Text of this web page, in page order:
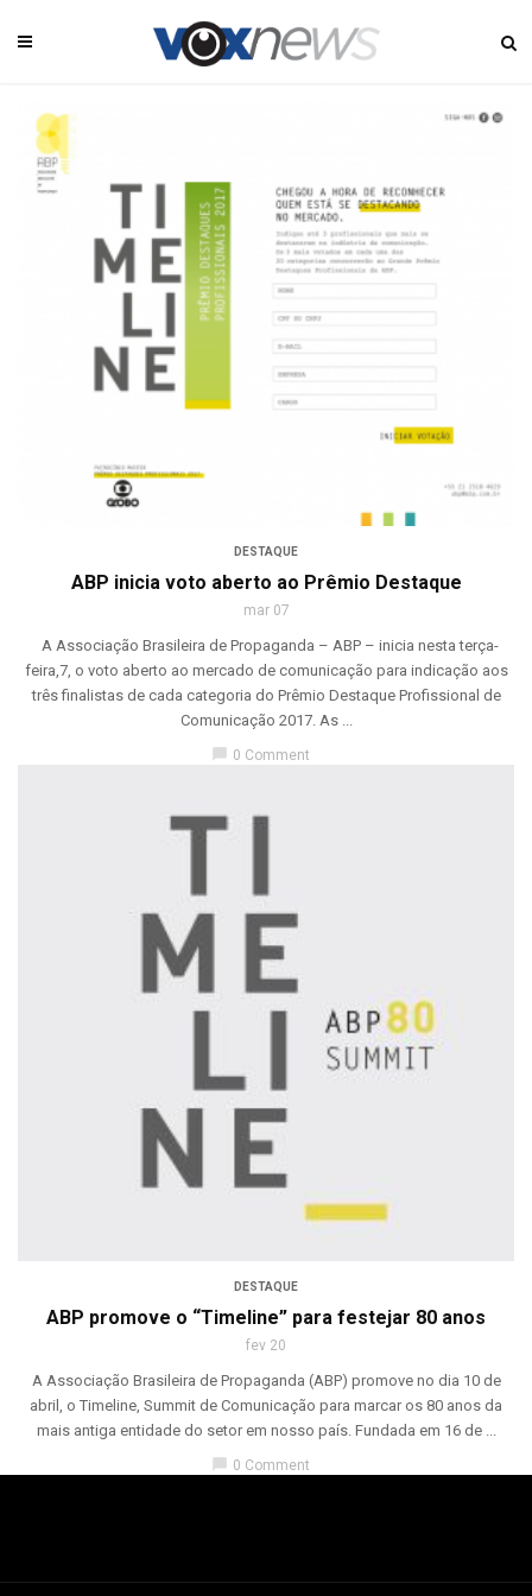
DESTAQUE
ABP inicia voto aberto ao Prêmio Destaque
mar 07
A Associação Brasileira de Propaganda – ABP – inicia nesta terça-
feira,7, o voto aberto ao mercado de comunicação para indicação aos
três finalistas de cada categoria do Prêmio Destaque Profissional de
Comunicação 2017. As ...
chat_bubble 0 Comment
DESTAQUE
ABP promove o “Timeline” para festejar 80 anos
fev 20
A Associação Brasileira de Propaganda (ABP) promove no dia 10 de
abril, o Timeline, Summit de Comunicação para marcar os 80 anos da
mais antiga entidade do setor em nosso país. Fundada em 16 de ...
chat_bubble 0 Comment